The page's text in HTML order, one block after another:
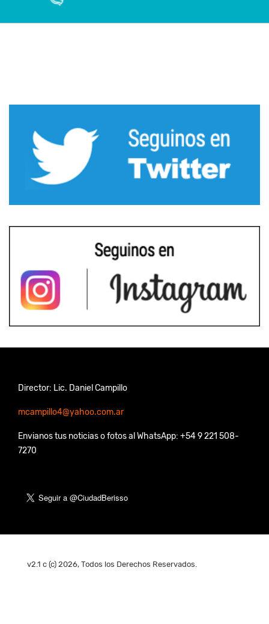
Director: Lic. Daniel Campillo
mcampillo4@yahoo.com.ar
Envianos tus noticias o fotos al WhatsApp: +54 9 221 508-
7270
v2.1 c (c) 2026, Todos los Derechos Reservados.